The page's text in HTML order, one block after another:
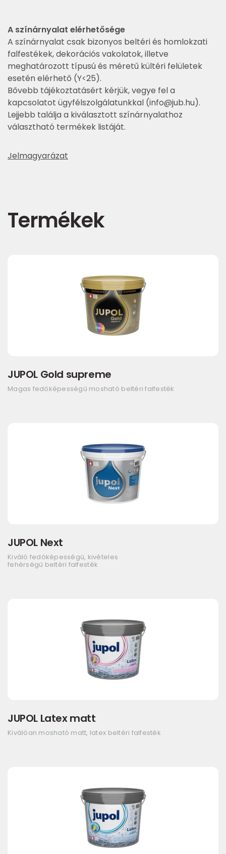
A színárnyalat elérhetősége
A színárnyalat csak bizonyos beltéri és homlokzati
falfestékek, dekorációs vakolatok, illetve
meghatározott típusú és méretű kültéri felületek
esetén elérhető (Y<25).
Bővebb tájékoztatásért kérjük, vegye fel a
kapcsolatot ügyfélszolgálatunkkal (info@jub.hu).
Lejjebb találja a kiválasztott színárnyalathoz
választható termékek listáját.
Jelmagyarázat
Termékek
JUPOL Gold supreme
Magas fedőképességű mosható beltéri falfesték
JUPOL Next
Kiváló fedőképességű, kivételes
fehérségű beltéri falfesték
JUPOL Latex matt
Kiválóan mosható matt, latex beltéri falfesték